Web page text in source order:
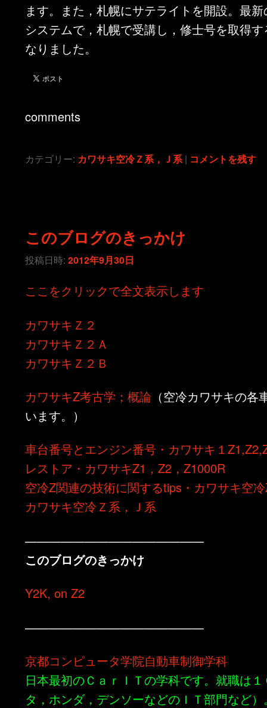
ます。また，札幌にサテライトを開設。最
システムで，札幌で受講し，修士号を取得
なりました。
comments
カテゴリー: カワサキ空冷Ｚ系，Ｊ系 | コメントを残す
このブログのきっかけ
投稿日時:2012年9月30日
ここをクリックで全文表示します
カワサキＺ２
カワサキＺ２Ａ
カワサキＺ２Ｂ
カワサキZ考古学；概論 （空冷カワサキの各
います。）
車台番号とエンジン番号・カワサキ１
レストア・カワサキZ1，Z2，Z1000R
空冷Z関連の技術に関するtips・カワサキ空
カワサキ空冷Ｚ系，Ｊ系
———————————————
このブログのきっかけ
Y2K, on Z2
———————————————
京都コンピュータ学院自動車制御学科
日本最初のＣａｒＩＴの学科です。就職は
タ，ホンダ，デンソーなどのＩＴ部門など